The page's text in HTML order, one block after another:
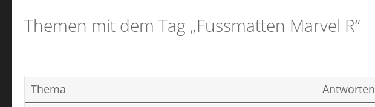
Themen mit dem Tag „Fussmatten Marvel R“
Thema Antworten